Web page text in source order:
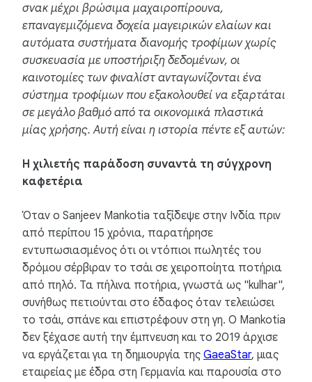
σνακ μέχρι βρώσιμα μαχαιροπίρουνα,
επαναγεμιζόμενα δοχεία μαγειρικών ελαίων και
αυτόματα συστήματα διανομής τροφίμων χωρίς
συσκευασία με υποστήριξη δεδομένων, οι
καινοτομίες των φιναλίστ ανταγωνίζονται ένα
σύστημα τροφίμων που εξακολουθεί να εξαρτάται
σε μεγάλο βαθμό από τα οικονομικά πλαστικά
μίας χρήσης. Αυτή είναι η ιστορία πέντε εξ αυτών:
Η χιλιετής παράδοση συναντά τη σύγχρονη
καφετέρια
Όταν ο Sanjeev Mankotia ταξίδεψε στην Ινδία πριν
από περίπου 15 χρόνια, παρατήρησε
εντυπωσιασμένος ότι οι ντόπιοι πωλητές του
δρόμου σέρβιραν το τσάι σε χειροποίητα ποτήρια
από πηλό. Τα πήλινα ποτήρια, γνωστά ως "kulhar",
συνήθως πετιούνται στο έδαφος όταν τελειώσει
το τσάι, σπάνε και επιστρέφουν στη γη. Ο Mankotia
δεν ξέχασε αυτή την έμπνευση και το 2019 άρχισε
να εργάζεται για τη δημιουργία της GaeaStar, μιας
εταιρείας με έδρα στη Γερμανία και παρουσία στο